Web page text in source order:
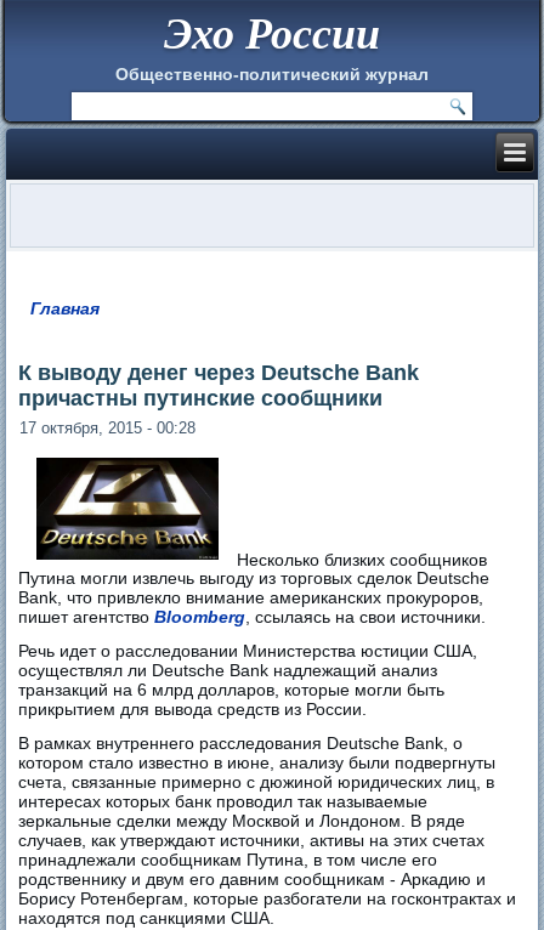
Эхо России
Общественно-политический журнал
Главная
К выводу денег через Deutsche Bank
причастны путинские сообщники
17 октября, 2015 - 00:28
Несколько близких сообщников
Путина могли извлечь выгоду из торговых сделок Deutsche
Bank, что привлекло внимание американских прокуроров,
пишет агентствоBloomberg, ссылаясь на свои источники.
Речь идет о расследовании Министерства юстиции США,
осуществлял ли Deutsche Bank надлежащий анализ
транзакций на 6 млрд долларов, которые могли быть
прикрытием для вывода средств из России.
В рамках внутреннего расследования Deutsche Bank, о
котором стало известно в июне, анализу были подвергнуты
счета, связанные примерно с дюжиной юридических лиц, в
интересах которых банк проводил так называемые
зеркальные сделки между Москвой и Лондоном. В ряде
случаев, как утверждают источники, активы на этих счетах
принадлежали сообщникам Путина, в том числе его
родственнику и двум его давним сообщникам - Аркадию и
Борису Ротенбергам, которые разбогатели на госконтрактах и
находятся под санкциями США.